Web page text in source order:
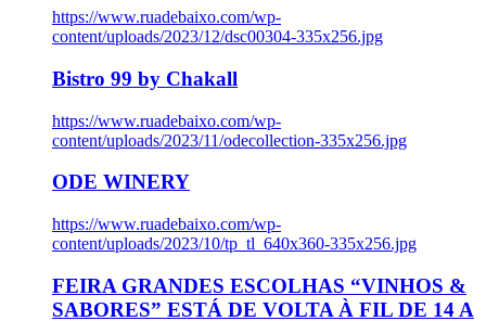
https://www.ruadebaixo.com/wp-
content/uploads/2023/12/dsc00304-335x256.jpg
Bistro 99 by Chakall
https://www.ruadebaixo.com/wp-
content/uploads/2023/11/odecollection-335x256.jpg
ODE WINERY
https://www.ruadebaixo.com/wp-
content/uploads/2023/10/tp_tl_640x360-335x256.jpg
FEIRA GRANDES ESCOLHAS “VINHOS &
SABORES” ESTÁ DE VOLTA À FIL DE 14 A